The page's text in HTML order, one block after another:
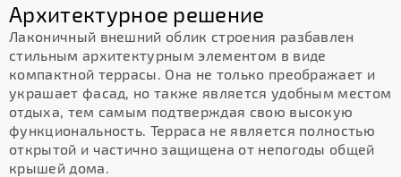
Архитектурное решение
Лаконичный внешний облик строения разбавлен
стильным архитектурным элементом в виде
компактной террасы. Она не только преображает и
украшает фасад, но также является удобным местом
отдыха, тем самым подтверждая свою высокую
функциональность. Терраса не является полностью
открытой и частично защищена от непогоды общей
крышей дома.